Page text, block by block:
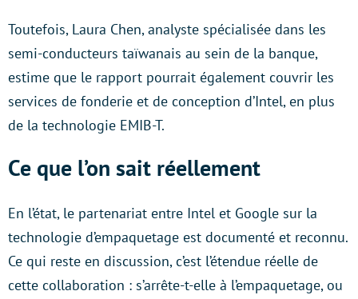
Toutefois, Laura Chen, analyste spécialisée dans les
semi-conducteurs taïwanais au sein de la banque,
estime que le rapport pourrait également couvrir les
services de fonderie et de conception d’Intel, en plus
de la technologie EMIB-T.
Ce que l’on sait réellement
En l’état, le partenariat entre Intel et Google sur la
technologie d’empaquetage est documenté et reconnu.
Ce qui reste en discussion, c’est l’étendue réelle de
cette collaboration : s’arrête-t-elle à l’empaquetage, ou